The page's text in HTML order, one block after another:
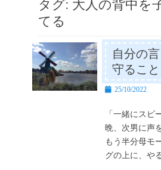
タグ: 大人の背中を
てる
自分の
守ること
投
日
25/10/2022
「一緒にスピ
晩、次男に声
もう半分母モ
グの上に、や